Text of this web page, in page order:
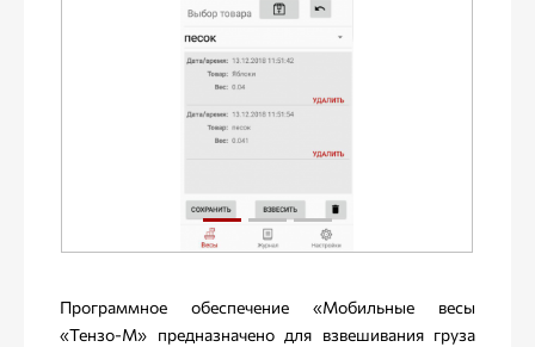
Программное обеспечение «Мобильные весы
«Тензо-М» предназначено для взвешивания груза